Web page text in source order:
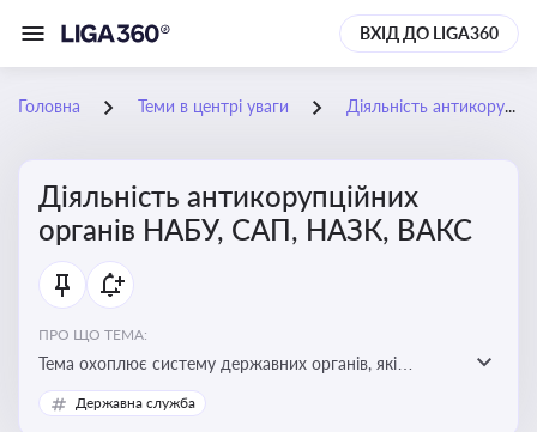
ВХІД ДО LIGA360
Головна Теми в центрі уваги Діяльність антикорупційних органів НАБУ, САП, НАЗК, ВАКС
Діяльність антикорупційних
органів НАБУ, САП, НАЗК, ВАКС
ПРО ЩО ТЕМА:
Тема охоплює систему державних органів, які
здійснюють запобігання, виявлення та розслідування
корупційних правопорушень, що є ключовим
Державна служба